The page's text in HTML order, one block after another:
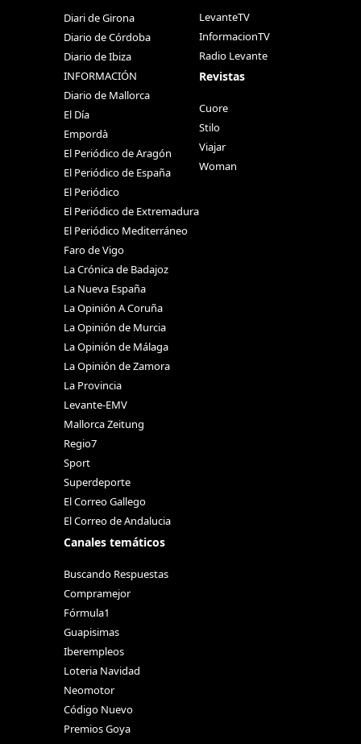
Diari de Girona
Diario de Córdoba
Diario de Ibiza
INFORMACIÓN
Diario de Mallorca
El Día
Empordà
El Periódico de Aragón
El Periódico de España
El Periódico
El Periódico de Extremadura
El Periódico Mediterráneo
Faro de Vigo
La Crónica de Badajoz
La Nueva España
La Opinión A Coruña
La Opinión de Murcia
La Opinión de Málaga
La Opinión de Zamora
La Provincia
Levante-EMV
Mallorca Zeitung
Regio7
Sport
Superdeporte
El Correo Gallego
El Correo de Andalucia
Canales temáticos
Buscando Respuestas
Compramejor
Fórmula1
Guapisimas
Iberempleos
Loteria Navidad
Neomotor
Código Nuevo
Premios Goya
LevanteTV
InformacionTV
Radio Levante
Revistas
Cuore
Stilo
Viajar
Woman